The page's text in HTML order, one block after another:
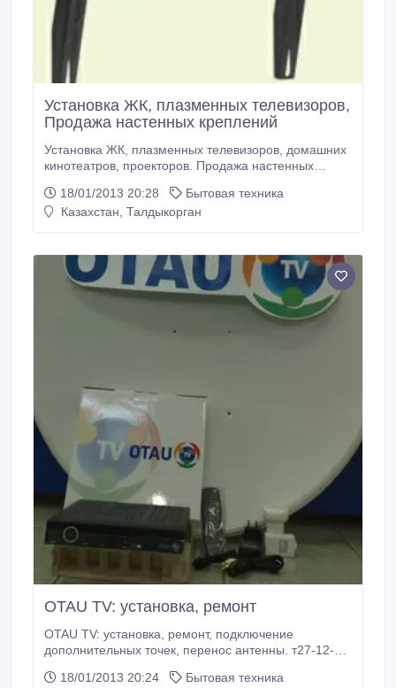
Установка ЖК, плазменных телевизоров,
Продажа настенных креплений
Установка ЖК, плазменных телевизоров, домашних
кинотеатров, проекторов. Продажа настенных
с87057624966..
18/01/2013 20:28
Бытовая техника
Казахстан, Талдыкорган
OTAU TV: установка, ремонт
OTAU TV: установка, ремонт, подключение
дополнительных точек, перенос антенны. т27-12-24
18/01/2013 20:24
Бытовая техника